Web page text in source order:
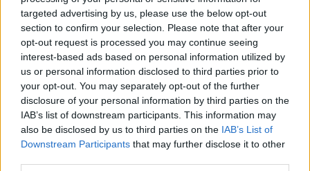
targeted advertising by us, please use the below opt-out
section to confirm your selection. Please note that after your
opt-out request is processed you may continue seeing
interest-based ads based on personal information utilized by
us or personal information disclosed to third parties prior to
your opt-out. You may separately opt-out of the further
disclosure of your personal information by third parties on the
IAB’s list of downstream participants. This information may
also be disclosed by us to third parties on the IAB’s List of
Downstream Participants that may further disclose it to other